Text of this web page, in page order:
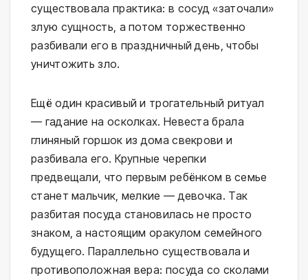
существовала практика: в сосуд «заточали»
злую сущность, а потом торжественно
разбивали его в праздничный день, чтобы
уничтожить зло.
Ещё один красивый и трогательный ритуал
— гадание на осколках. Невеста брала
глиняный горшок из дома свекрови и
разбивала его. Крупные черепки
предвещали, что первым ребёнком в семье
станет мальчик, мелкие — девочка. Так
разбитая посуда становилась не просто
знаком, а настоящим оракулом семейного
будущего. Параллельно существовала и
противоположная вера: посуда со сколами